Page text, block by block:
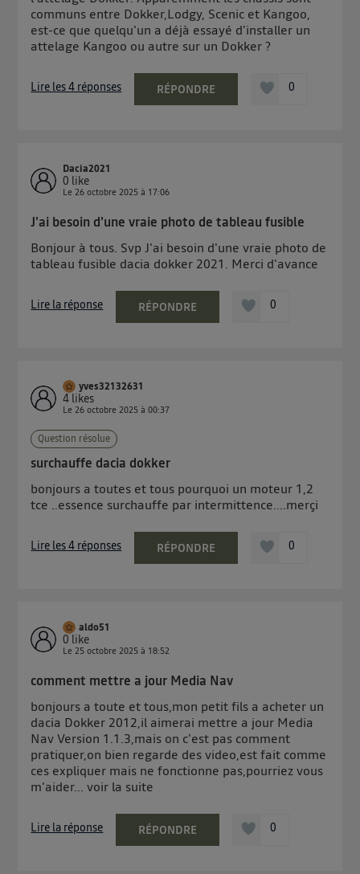
communs entre Dokker,Lodgy, Scenic et Kangoo,
est-ce que quelqu'un a déjà essayé d'installer un
attelage Kangoo ou autre sur un Dokker ?
Lire les 4 réponses RÉPONDRE 0
Dacia2021
0 like
Le26 octobre 2025 à 17:06
J'ai besoin d'une vraie photo de tableau fusible
Bonjour à tous. Svp J'ai besoin d'une vraie photo de
tableau fusible dacia dokker 2021. Merci d'avance
Lire la réponse RÉPONDRE 0
yves32132631
4likes
Le26 octobre 2025 à00:37
Question résolue
surchauffe dacia dokker
bonjours a toutes et tous pourquoi un moteur 1,2
tce ..essence surchauffe par intermittence....merçi
Lire les 4 réponses RÉPONDRE 0
aldo51
0 like
Le25 octobre 2025 à 18:52
comment mettre a jour Media Nav
bonjours a toute et tous,mon petit fils a acheter un
dacia Dokker 2012,il aimerai mettre a jour Media
Nav Version 1.1.3,mais on c'est pas comment
pratiquer,on bien regarde des video,est fait comme
ces expliquer mais ne fonctionne pas,pourriez vous
m'aider...voir la suite
Lire la réponse RÉPONDRE 0